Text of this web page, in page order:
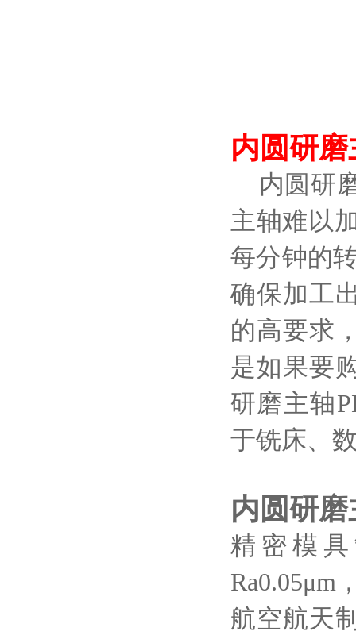
内圆研
内圆研
主轴难以
每分钟的
确保加工
的高要求
是如果要
研磨主轴
于铣床、
内圆研
精密模
Ra0.05μm
航空航天